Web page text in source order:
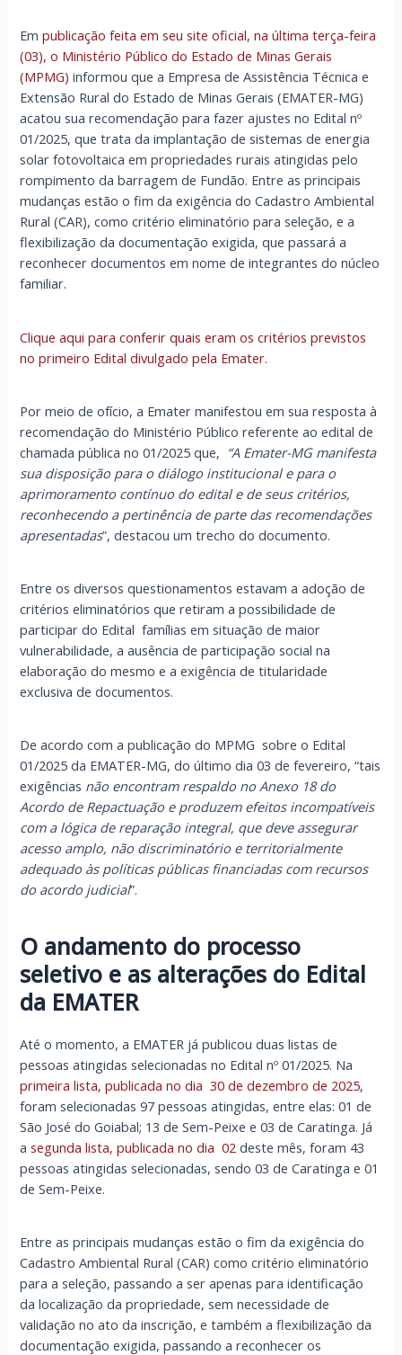
Empublicação feita em seu site oficial, na última terça-feira
(03), o Ministério Público do Estado de Minas Gerais
(MPMG) informou que a Empresa de Assistência Técnica e
Extensão Rural do Estado de Minas Gerais (EMATER-MG)
acatou sua recomendação para fazer ajustes no Edital nº
01/2025, que trata da implantação de sistemas de energia
solar fotovoltaica em propriedades rurais atingidas pelo
rompimento da barragem de Fundão. Entre as principais
mudanças estão o fim da exigência do Cadastro Ambiental
Rural (CAR), como critério eliminatório para seleção, e a
flexibilização da documentação exigida, que passará a
reconhecer documentos em nome de integrantes do núcleo
familiar.
Clique aqui para conferir quais eram os critérios previstos
no primeiro Edital divulgado pela Emater.
Por meio de ofício, a Emater manifestou em sua resposta à
recomendação do Ministério Público referente ao edital de
chamada pública no 01/2025 que, “A Emater-MG manifesta
sua disposição para o diálogo institucional e para o
aprimoramento contínuo do edital e de seus critérios,
reconhecendo a pertinência de parte das recomendações
apresentadas”, destacou um trecho do documento.
Entre os diversos questionamentos estavam a adoção de
critérios eliminatórios que retiram a possibilidade de
participar do Edital famílias em situação de maior
vulnerabilidade, a ausência de participação social na
elaboração do mesmo e a exigência de titularidade
exclusiva de documentos.
De acordo com a publicação do MPMG sobre o Edital
01/2025 da EMATER-MG, do último dia 03 de fevereiro, “tais
exigências não encontram respaldo no Anexo 18 do
Acordo de Repactuação e produzem efeitos incompatíveis
com a lógica de reparação integral, que deve assegurar
acesso amplo, não discriminatório e territorialmente
adequado às políticas públicas financiadas com recursos
do acordo judicial”.
O andamento do processo
seletivo e as alterações do Edital
da EMATER
Até o momento, a EMATER já publicou duas listas de
pessoas atingidas selecionadas no Edital nº 01/2025. Na
primeira lista, publicada no dia 30 de dezembro de 2025,
foram selecionadas 97 pessoas atingidas, entre elas: 01 de
São José do Goiabal; 13 de Sem-Peixe e 03 de Caratinga. Já
asegunda lista, publicada no dia 02 deste mês, foram 43
pessoas atingidas selecionadas, sendo 03 de Caratinga e 01
de Sem-Peixe.
Entre as principais mudanças estão o fim da exigência do
Cadastro Ambiental Rural (CAR) como critério eliminatório
para a seleção, passando a ser apenas para identificação
da localização da propriedade, sem necessidade de
validação no ato da inscrição, e também a flexibilização da
documentação exigida, passando a reconhecer os